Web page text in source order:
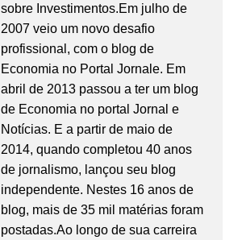
sobre Investimentos.Em julho de
2007 veio um novo desafio
profissional, com o blog de
Economia no Portal Jornale. Em
abril de 2013 passou a ter um blog
de Economia no portal Jornal e
Notícias. E a partir de maio de
2014, quando completou 40 anos
de jornalismo, lançou seu blog
independente. Nestes 16 anos de
blog, mais de 35 mil matérias foram
postadas.Ao longo de sua carreira